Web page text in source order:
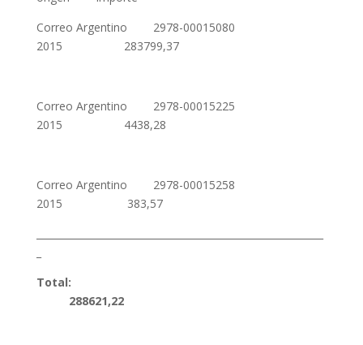
Correo Argentino 2978-00015080
2015 283799,37
Correo Argentino 2978-00015225
2015 4438,28
Correo Argentino 2978-00015258
2015 383,57
Total:
288621,22